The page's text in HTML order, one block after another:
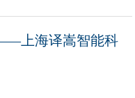
上海译嵩智能科